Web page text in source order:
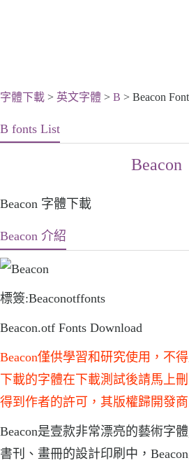
字體下載 > 英文字體 > B > Beacon
B fonts List
Beacon
Beacon 字體下載
Beacon 介紹
標簽:Beaconotffonts
Beacon.otf Fonts Download
Beacon僅供學習和研究使用，不
下載的字體在下載測試後請馬上
得到作者的許可，其版權歸開發
Beacon是壹款非常漂亮的藝術字
書刊、畫冊的設計印刷中，